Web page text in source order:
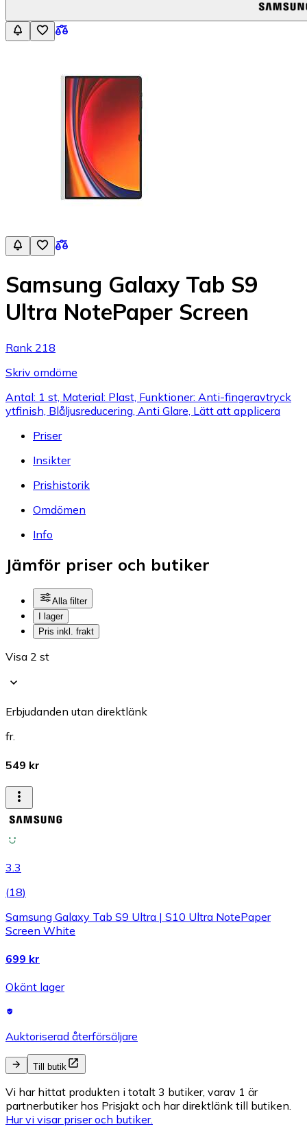
Samsung Galaxy Tab S9
Ultra NotePaper Screen
Rank 218
Skriv omdöme
Antal: 1 st, Material: Plast, Funktioner: Anti-fingeravtryck
ytfinish, Blåljusreducering, Anti Glare, Lätt att applicera
Priser
Insikter
Prishistorik
Omdömen
Info
Jämför priser och butiker
Alla filter
I lager
Pris inkl. frakt
Visa 2 st
Erbjudanden utan direktlänk
fr.
549 kr
3.3
(18)
Samsung Galaxy Tab S9 Ultra | S10 Ultra NotePaper
Screen White
699 kr
Okänt lager
Auktoriserad återförsäljare
Till butik
Vi har hittat produkten i totalt 3 butiker, varav 1 är
partnerbutiker hos Prisjakt och har direktlänk till butiken.
Hur vi visar priser och butiker.